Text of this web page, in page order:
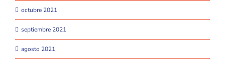
octubre 2021
septiembre 2021
agosto 2021